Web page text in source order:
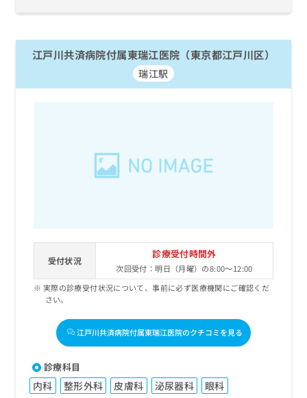
江戸川共済病院付属東瑞江医院（東京都江戸川区）
瑞江駅
受付状況
診療受付時間外
次回受付：明日（月曜）の8:00～12:00
実際の診療受付状況について、事前に必ず医療機関にご確認くだ
さい。
江戸川共済病院付属東瑞江医院のクチコミを見る
診療科目
内科 整形外科 皮膚科 泌尿器科
眼科